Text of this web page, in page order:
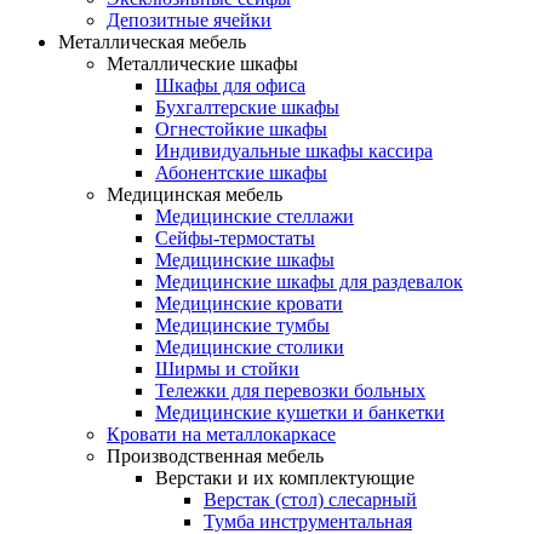
Депозитные ячейки
Металлическая мебель
Металлические шкафы
Шкафы для офиса
Бухгалтерские шкафы
Огнестойкие шкафы
Индивидуальные шкафы кассира
Абонентские шкафы
Медицинская мебель
Медицинские стеллажи
Сейфы-термостаты
Медицинские шкафы
Медицинские шкафы для раздевалок
Медицинские кровати
Медицинские тумбы
Медицинские столики
Ширмы и стойки
Тележки для перевозки больных
Медицинские кушетки и банкетки
Кровати на металлокаркасе
Производственная мебель
Верстаки и их комплектующие
Верстак (стол) слесарный
Тумба инструментальная